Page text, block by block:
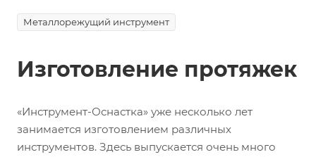
Металлорежущий инструмент
Изготовление протяжек
«Инструмент-Оснастка» уже несколько лет
занимается изготовлением различных
инструментов. Здесь выпускается очень много